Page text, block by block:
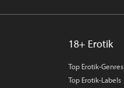
18+ Erotik
Top Erotik-Genres
Top Erotik-Labels